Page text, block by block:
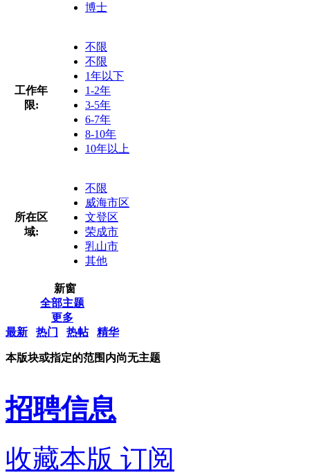
博士
工作年
限:
不限
不限
1年以下
1-2年
3-5年
6-7年
8-10年
10年以上
所在区
域:
不限
威海市区
文登区
荣成市
乳山市
其他
新窗
全部主题
更多
最新
热门 热帖 精华
本版块或指定的范围内尚无主题
招聘信息
收藏本版 订阅